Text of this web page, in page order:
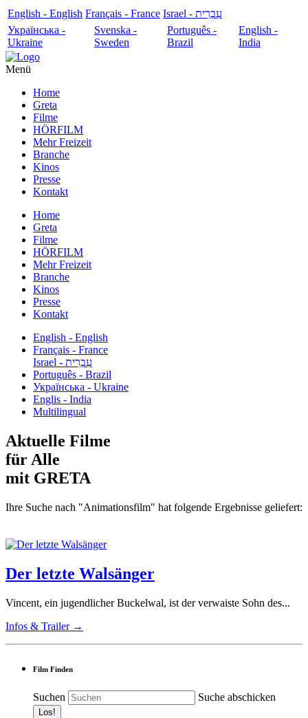
English - English Français - France
עִבְרִית - Israel
Українська -
Ukraine
Svenska -
Sweden
Português -
Brazil
English -
India
Menü
Home
Greta
Filme
HÖRFILM
Mehr Freizeit
Branche
Kinos
Presse
Kontakt
Home
Greta
Filme
HÖRFILM
Mehr Freizeit
Branche
Kinos
Presse
Kontakt
English - English
Français - France
עִבְרִית - Israel
Português - Brazil
Українська - Ukraine
Englis - India
Multilingual
Aktuelle Filme
für Alle
mit GRETA
Ihre Suche nach "Animationsfilm" hat folgende Ergebnisse geliefert:
Der letzte Walsänger
Vincent, ein jugendlicher Buckelwal, ist der verwaiste Sohn des...
Infos & Trailer →
Film Finden
Suchen Suche abschicken